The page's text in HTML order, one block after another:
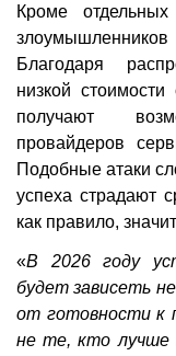
Кроме
Благодаря
низкой
получают
провайдеров
Подобные атаки
успеха страдают
как правило,
«В 2026 году
будет зависеть
от готовности к
не те, кто лучше